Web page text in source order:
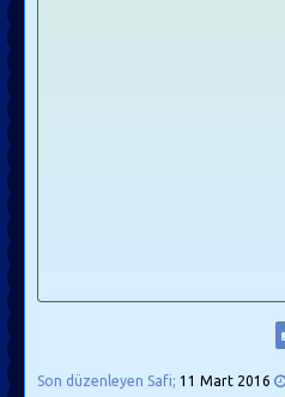
Son düzenleyen Safi; 11 Mart 2016